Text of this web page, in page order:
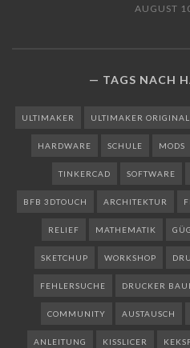
AUGUST
TAGS NACH
ULTIMAKER ULTIMAKER ORIGINAL
HARDWARE SCHULE MODS
TINKERCAD SOFTWARE
BFB 3DTOUCH ARCHITEKTUR
RELIEF MATHEMATIK
SKETCHUP WORKSHOP
FEHLERSUCHE DRUCKER
COMMUNITY AUSTAUSCH
ANLEITUNG KISSLICER